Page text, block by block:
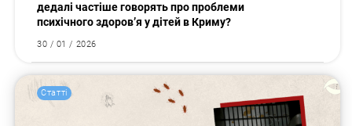
дедалі частіше говорять про проблеми
психічного здоров’я у дітей в Криму?
30 / 01 / 2026
Статті